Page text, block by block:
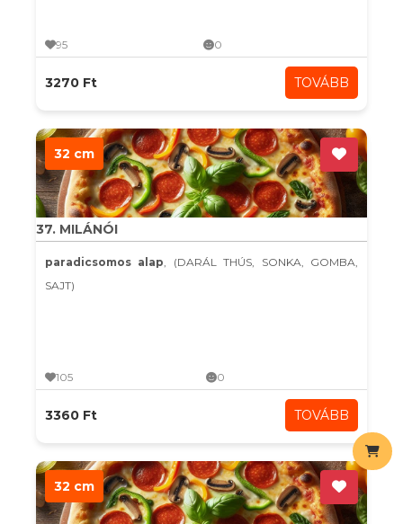
95 0
3270 Ft TOVÁBB
32 cm
37. MILÁNÓI
paradicsomos alap, (DARÁL THÚS, SONKA, GOMBA,
SAJT)
105 0
3360 Ft TOVÁBB
32 cm